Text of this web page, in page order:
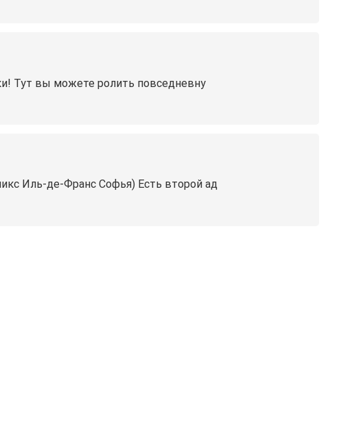
Тут вы можете ролить повседневну
Иль-де-Франс Софья) Есть второй ад